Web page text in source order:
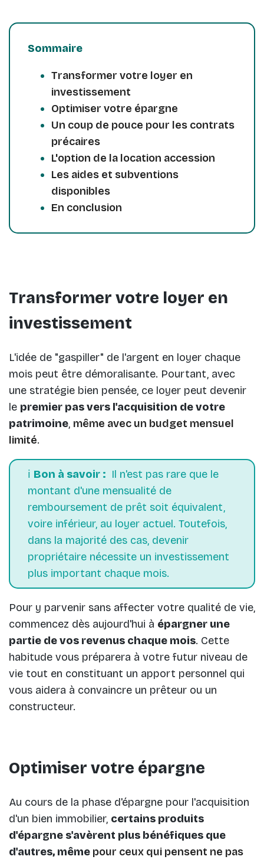
Sommaire
Transformer votre loyer en
investissement
Optimiser votre épargne
Un coup de pouce pour les contrats
précaires
L'option de la location accession
Les aides et subventions
disponibles
En conclusion
Transformer votre loyer en
investissement
L'idée de "gaspiller" de l'argent en loyer chaque
mois peut être démoralisante. Pourtant, avec
une stratégie bien pensée, ce loyer peut devenir
le premier pas vers l'acquisition de votre
patrimoine, même avec un budget mensuel
limité.
ℹ️ Bon à savoir : Il n'est pas rare que le
montant d'une mensualité de
remboursement de prêt soit équivalent,
voire inférieur, au loyer actuel. Toutefois,
dans la majorité des cas, devenir
propriétaire nécessite un investissement
plus important chaque mois.
Pour y parvenir sans affecter votre qualité de vie,
commencez dès aujourd'hui à épargner une
partie de vos revenus chaque mois. Cette
habitude vous préparera à votre futur niveau de
vie tout en constituant un apport personnel qui
vous aidera à convaincre un prêteur ou un
constructeur.
Optimiser votre épargne
Au cours de la phase d'épargne pour l'acquisition
d'un bien immobilier, certains produits
d'épargne s'avèrent plus bénéfiques que
d'autres, même pour ceux qui pensent ne pas